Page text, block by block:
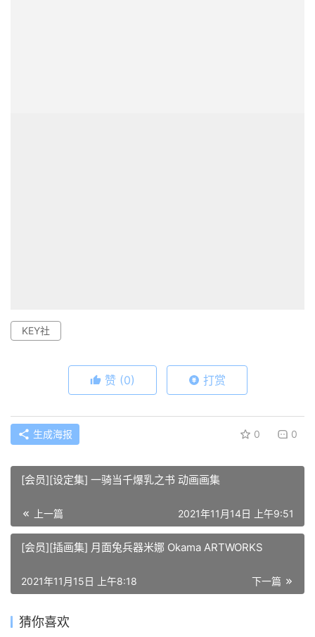
KEY社
赞 (0) 打赏
生成海报 0 0
[会员][设定集] 一骑当千爆乳之书 动画画集
上一篇 2021年11月14日 上午9:51
[会员][插画集] 月面兔兵器米娜 Okama ARTWORKS
下一篇
2021年11月15日 上午8:18
猜你喜欢